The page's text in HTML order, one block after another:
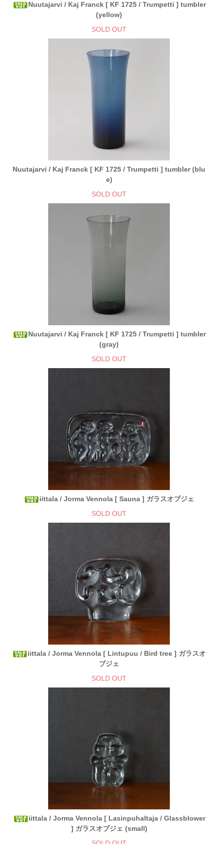
Nuutajarvi / Kaj Franck [ KF 1725 / Trumpetti ] tumbler
(yellow)
SOLD OUT
Nuutajarvi / Kaj Franck [ KF 1725 / Trumpetti ] tumbler (blu
e)
SOLD OUT
Nuutajarvi / Kaj Franck [ KF 1725 / Trumpetti ] tumbler
(gray)
SOLD OUT
iittala / Jorma Vennola [ Sauna ] ガラスオブジェ
SOLD OUT
iittala / Jorma Vennola [ Lintupuu / Bird tree ] ガラスオ
ブジェ
SOLD OUT
iittala / Jorma Vennola [ Lasinpuhaltaja / Glassblower
] ガラスオブジェ (small)